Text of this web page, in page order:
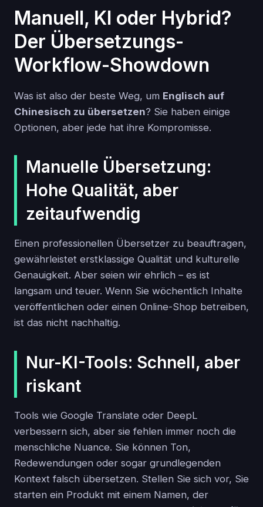
Manuell, KI oder Hybrid?
Der Übersetzungs-
Workflow-Showdown
Was ist also der beste Weg, um Englisch auf
Chinesisch zu übersetzen? Sie haben einige
Optionen, aber jede hat ihre Kompromisse.
Manuelle Übersetzung:
Hohe Qualität, aber
zeitaufwendig
Einen professionellen Übersetzer zu beauftragen,
gewährleistet erstklassige Qualität und kulturelle
Genauigkeit. Aber seien wir ehrlich – es ist
langsam und teuer. Wenn Sie wöchentlich Inhalte
veröffentlichen oder einen Online-Shop betreiben,
ist das nicht nachhaltig.
Nur-KI-Tools: Schnell, aber
riskant
Tools wie Google Translate oder DeepL
verbessern sich, aber sie fehlen immer noch die
menschliche Nuance. Sie können Ton,
Redewendungen oder sogar grundlegenden
Kontext falsch übersetzen. Stellen Sie sich vor, Sie
starten ein Produkt mit einem Namen, der